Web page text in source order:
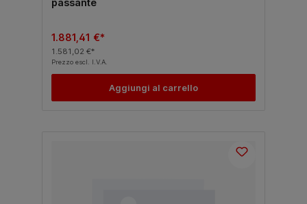
passante
1.881,41 €*
1.581,02 €*
Prezzo escl. I.V.A.
Aggiungi al carrello